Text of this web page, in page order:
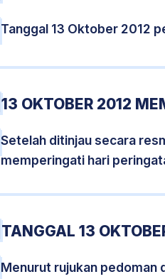
Tanggal 13 Oktober 2012
13 OKTOBER 2012
Setelah ditinjau secara
memperingati hari
TANGGAL 13
Menurut rujukan pedoman